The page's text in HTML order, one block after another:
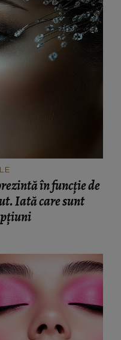
în funcție de
Iată care sunt